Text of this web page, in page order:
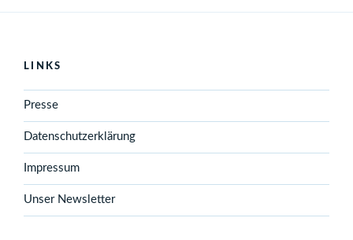
LINKS
Presse
Datenschutzerklärung
Impressum
Unser Newsletter